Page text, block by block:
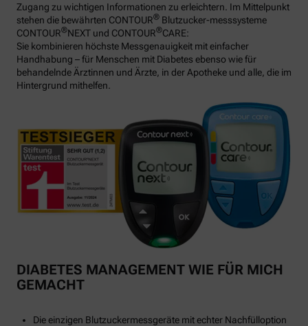
Zugang zu wichtigen Informationen zu erleichtern. Im Mittelpunkt
stehen die bewährten CONTOUR® Blutzucker-messsysteme
CONTOUR®NEXT und CONTOUR®CARE:
Sie kombinieren höchste Messgenauigkeit mit einfacher
Handhabung – für Menschen mit Diabetes ebenso wie für
behandelnde Ärztinnen und Ärzte, in der Apotheke und alle, die im
Hintergrund mithelfen.
DIABETES MANAGEMENT WIE FÜR MICH
GEMACHT
Die einzigen Blutzuckermessgeräte mit echter Nachfülloption